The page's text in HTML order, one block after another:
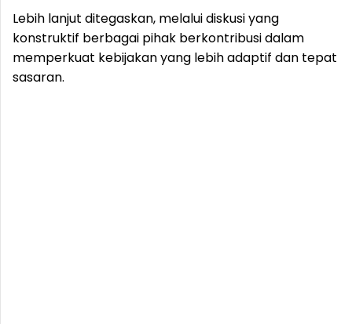
Lebih lanjut ditegaskan, melalui diskusi yang
konstruktif berbagai pihak berkontribusi dalam
memperkuat kebijakan yang lebih adaptif dan tepat
sasaran.